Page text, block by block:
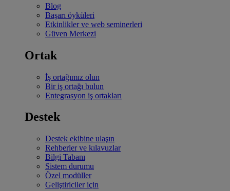
Blog
Başarı öyküleri
Etkinlikler ve web seminerleri
Güven Merkezi
Ortak
İş ortağımız olun
Bir iş ortağı bulun
Entegrasyon iş ortakları
Destek
Destek ekibine ulaşın
Rehberler ve kılavuzlar
Bilgi Tabanı
Sistem durumu
Özel modüller
Geliştiriciler için